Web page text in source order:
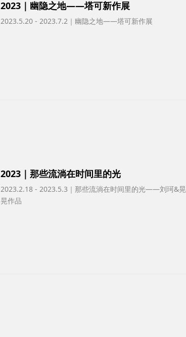
2023｜幽隐之地——塔可新作展
2023.5.20 - 2023.7.2｜幽隐之地——塔可新作展
2023｜那些流淌在时间里的光
2023.2.18 - 2023.5.3｜那些流淌在时间里的光——刘珂&晃
晃作品